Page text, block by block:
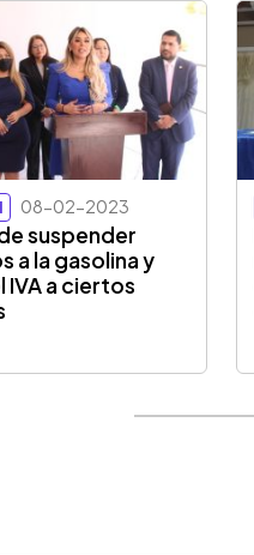
08-02-2023
suspender
a la gasolina y
IVA a ciertos